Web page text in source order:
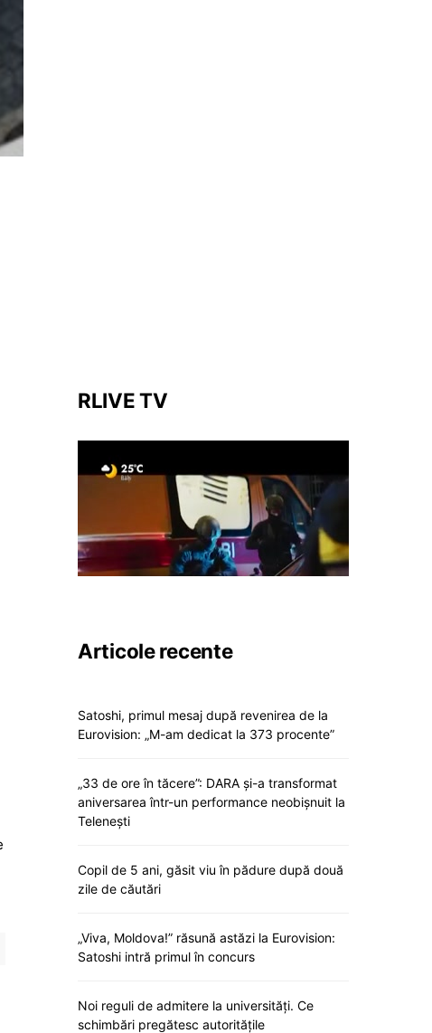
RLIVE TV
Articole recente
Satoshi, primul mesaj după revenirea de la
Eurovision: „M-am dedicat la 373 procente”
„33 de ore în tăcere”: DARA și-a transformat
aniversarea într-un performance neobișnuit la
Telenești
Copil de 5 ani, găsit viu în pădure după două
zile de căutări
„Viva, Moldova!” răsună astăzi la Eurovision:
Satoshi intră primul în concurs
Noi reguli de admitere la universități. Ce
schimbări pregătesc autoritățile